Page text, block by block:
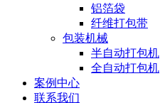
铝箔袋
纤维打包带
包装机械
半自动打包机
全自动打包机
案例中心
联系我们